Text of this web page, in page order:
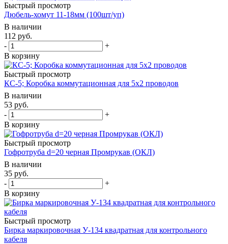
Быстрый просмотр
Дюбель-хомут 11-18мм (100шт/уп)
В наличии
112 руб.
-
+
В корзину
Быстрый просмотр
КС-5; Коробка коммутационная для 5х2 проводов
В наличии
53 руб.
-
+
В корзину
Быстрый просмотр
Гофротруба d=20 черная Промрукав (ОКЛ)
В наличии
35 руб.
-
+
В корзину
Быстрый просмотр
Бирка маркировочная У-134 квадратная для контрольного
кабеля